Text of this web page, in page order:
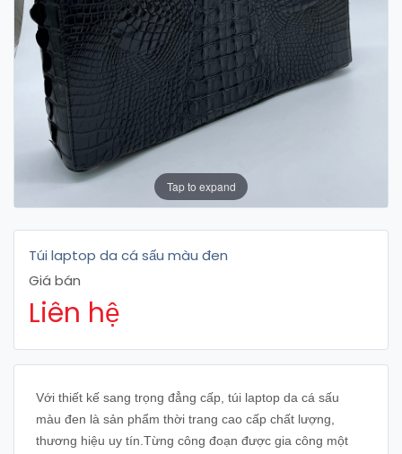
Tap to expand
Túi laptop da cá sấu màu đen
Giá bán
Liên hệ
Với thiết kế sang trọng đẳng cấp, túi laptop da cá sấu
màu đen là sản phẩm thời trang cao cấp chất lượng,
thương hiệu uy tín.Từng công đoạn được gia công một